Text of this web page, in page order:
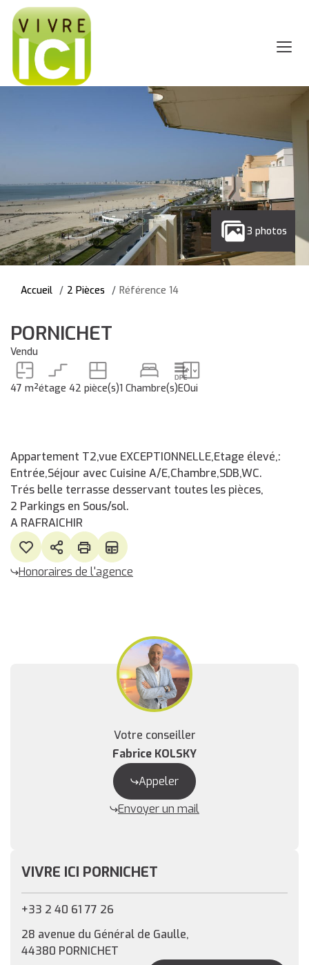
3 photos
Accueil 2 Pièces Référence 14
PORNICHET
Vendu
47 m²étage 42 pièce(s)1 Chambre(s)EOui
Appartement T2,vue EXCEPTIONNELLE,Etage élevé,:
Entrée,Séjour avec Cuisine A/E,Chambre,SDB,WC.
Trés belle terrasse desservant toutes les pièces,
2 Parkings en Sous/sol.
A RAFRAICHIR
Honoraires de l'agence
Votre conseiller
Fabrice KOLSKY
Appeler
Envoyer un mail
VIVRE ICI PORNICHET
+33 2 40 61 77 26
28 avenue du Général de Gaulle,
44380 PORNICHET